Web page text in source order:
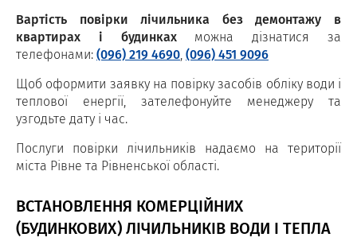
Вартість повірки лічильника без демонтажу в
квартирах і будинкахможна дізнатися за
телефонами:(096) 219 4690,(096) 451 9096
Щоб оформити заявку на повірку засобів обліку води і
теплової енергії, зателефонуйте менеджеру та
узгодьте дату і час.
Послуги повірки лічильників надаємо на території
міста Рівне та Рівненської області.
ВСТАНОВЛЕННЯ КОМЕРЦІЙНИХ
(БУДИНКОВИХ) ЛІЧИЛЬНИКІВ ВОДИ І ТЕПЛА